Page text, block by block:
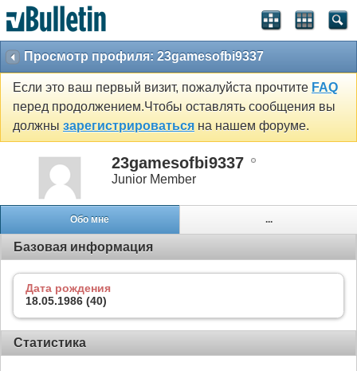
Просмотр профиля: 23gamesofbi9337
Если это ваш первый визит, пожалуйста прочтите FAQ
перед продолжением.Чтобы оставлять сообщения вы
должны зарегистрироваться на нашем форуме.
23gamesofbi9337
Junior Member
Обо мне ...
Базовая информация
Дата рождения
18.05.1986 (40)
Статистика